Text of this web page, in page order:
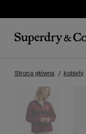
Strona główna kobiety